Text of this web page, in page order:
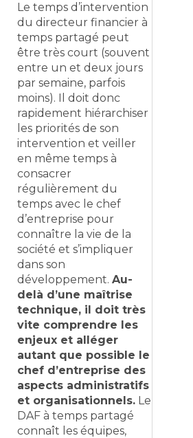
Le temps d’intervention
du directeur financier à
temps partagé peut
être très court (souvent
entre un et deux jours
par semaine, parfois
moins). Il doit donc
rapidement hiérarchiser
les priorités de son
intervention et veiller
en même temps à
consacrer
régulièrement du
temps avec le chef
d’entreprise pour
connaître la vie de la
société et s’impliquer
dans son
développement. Au-
delà d’une maîtrise
technique, il doit très
vite comprendre les
enjeux et alléger
autant que possible le
chef d’entreprise des
aspects administratifs
et organisationnels. Le
DAF à temps partagé
connaît les équipes,